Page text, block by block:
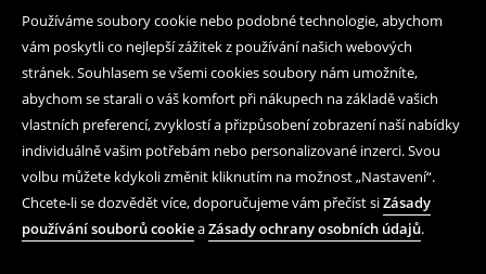
Používáme soubory cookie nebo podobné technologie, abychom
vám poskytli co nejlepší zážitek z používání našich webových
stránek. Souhlasem se všemi cookies soubory nám umožníte,
abychom se starali o váš komfort při nákupech na základě vašich
vlastních preferencí, zvyklostí a přizpůsobení zobrazení naší nabídky
individuálně vašim potřebám nebo personalizované inzerci. Svou
volbu můžete kdykoli změnit kliknutím na možnost „Nastavení“.
Chcete-li se dozvědět více, doporučujeme vám přečíst siZásady
používání souborů cookieaZásady ochrany osobních údajů.
Mobilní aplikaci
Obchodní podmínky a ochrana osobních údajů
Právní záležitosti